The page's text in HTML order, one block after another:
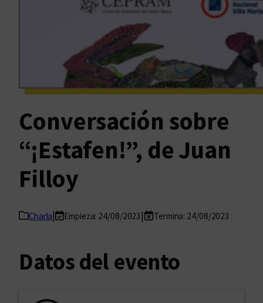
Conversación sobre
“¡Estafen!”, de Juan
Filloy
Charla| Empieza: 24/08/2023 | Termina: 24/08/2023
Datos del evento